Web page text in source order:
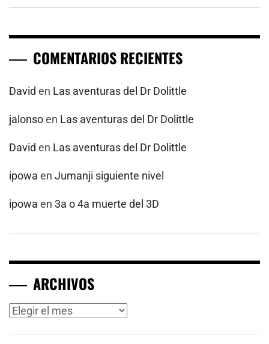
COMENTARIOS RECIENTES
David en Las aventuras del Dr Dolittle
jalonsoen Las aventuras del Dr Dolittle
David en Las aventuras del Dr Dolittle
ipowa en Jumanji siguiente nivel
ipowa en 3a o 4a muerte del 3D
ARCHIVOS
Archivos